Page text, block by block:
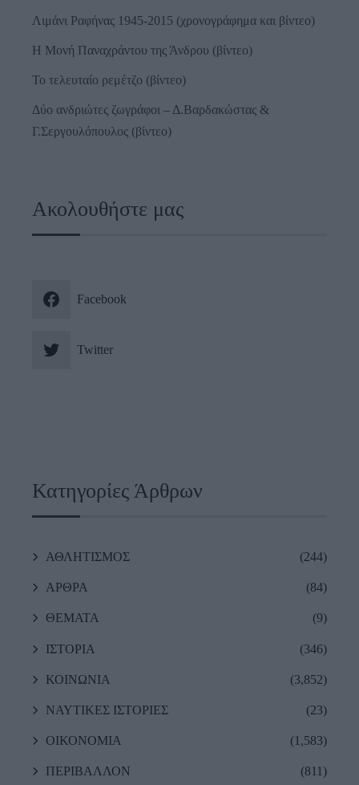
Λιμάνι Ραφήνας 1945-2015 (χρονογράφημα και βίντεο)
Η Μονή Παναχράντου της Άνδρου (βίντεο)
Το τελευταίο ρεμέτζο (βίντεο)
Δύο ανδριώτες ζωγράφοι – Δ.Βαρδακώστας &
Γ.Σεργουλόπουλος (βίντεο)
Ακολουθήστε μας
Facebook
Twitter
Κατηγορίες Άρθρων
ΑΘΛΗΤΙΣΜΟΣ (244)
ΑΡΘΡΑ (84)
ΘΕΜΑΤΑ (9)
ΙΣΤΟΡΙΑ (346)
ΚΟΙΝΩΝΙΑ (3,852)
ΝΑΥΤΙΚΕΣ ΙΣΤΟΡΙΕΣ (23)
ΟΙΚΟΝΟΜΙΑ (1,583)
ΠΕΡΙΒΑΛΛΟΝ (811)